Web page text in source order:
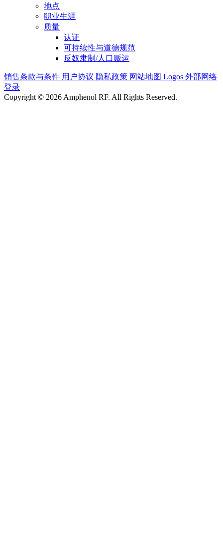
地点
职业生涯
质量
认证
可持续性与道德规范
反奴隶制/人口贩运
销售条款与条件 用户协议 隐私政策 网站地图 Logos 外部网络
登录
Copyright © 2026 Amphenol RF. All Rights Reserved.